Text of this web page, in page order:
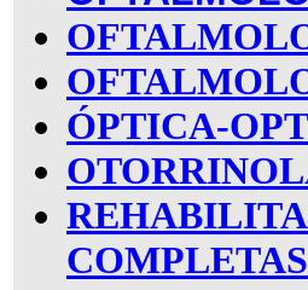
ÓPTICA-
COMPLETAS